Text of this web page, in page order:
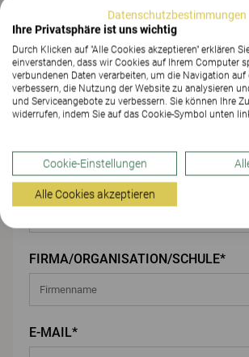
Ihre Angaben
VORNAME*
NACHNAME*
FIRMA/ORGANISATION/SCHULE*
E-MAIL*
Datenschutzbestimmungen
Ihre Privatsphäre ist uns wichtig
Durch Klicken auf "Alle Cookies akzeptieren" erklären
einverstanden, dass wir Cookies auf Ihrem Computer
verbundenen Daten verarbeiten, um die Navigation auf
verbessern, die Nutzung der Website zu analysieren
und Serviceangebote zu verbessern. Sie können Ihre
widerrufen, indem Sie auf das Cookie-Symbol unten
Cookie-Einstellungen
Alle Cookies akzeptieren